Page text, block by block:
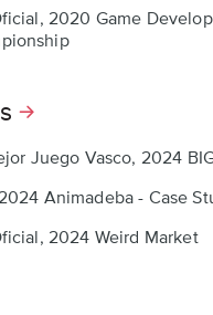
2020 Game
Juego Vasco, 2024
Animadeba - Case
2024 Weird Market